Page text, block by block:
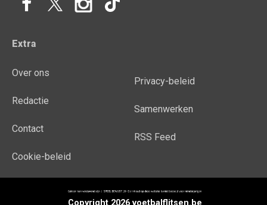
Extra
Over ons
Redactie
Contact
Cookie-beleid
Privacy-beleid
Samenwerken
RSS Feed
Copyright 2026 voetbalflitsen.be